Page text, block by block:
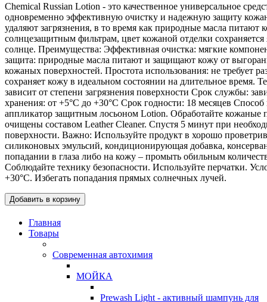
Chemical Russian Lotion - это качественное универсальное
одновременно эффективную очистку и надежную защиту
удаляют загрязнения, в то время как природные масла питают
солнцезащитным фильтрам, цвет кожаной отделки
солнце. Преимущества: Эффективная очистка: мягкие
защита: природные масла питают и защищают кожу от
кожаных поверхностей. Простота использования: не требует
сохраняет кожу в идеальном состоянии на длительное время.
зависит от степени загрязнения поверхности Срок службы:
хранения: от +5°C до +30°C Срок годности: 18 месяцев
аппликатор защитным лосьоном Lotion. Обработайте кожаные
очищены составом Leather Cleaner. Спустя 5 минут при
поверхности. Важно: Используйте продукт в хорошо
силиконовых эмульсий, кондиционирующая добавка,
попадании в глаза либо на кожу – промыть обильным
Соблюдайте технику безопасности. Используйте перчатки.
+30°C. Избегать попадания прямых солнечных лучей.
Добавить в корзину
Главная
Товары
Современная автохимия
МОЙКА
Prewash Light - активный шампунь для